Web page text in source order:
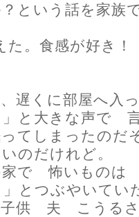
という話を家族
。食感が好き！
遅くに部屋へ入
」と大きな声で
しまったのだ
のだけれど。
で 怖いものは
とつぶやいてい
子供 夫 こうる